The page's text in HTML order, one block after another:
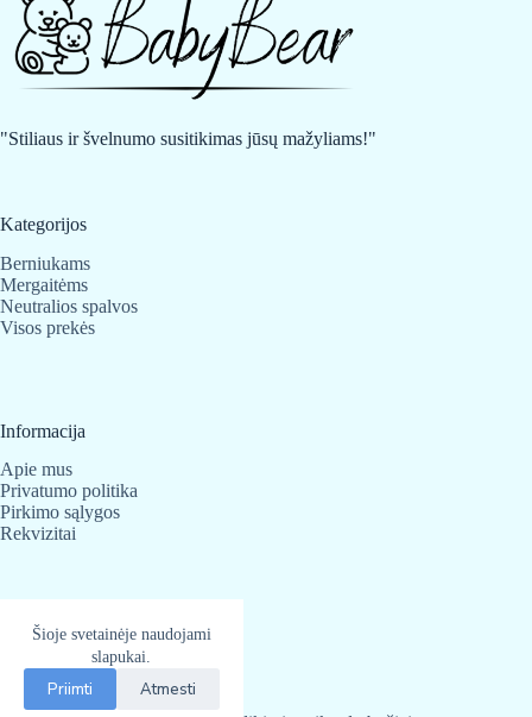
Šioje svetainėje naudojami
slapukai.
Priimti Atmesti
"Stiliaus ir švelnumo susitikimas jūsų mažyliams!"
Kategorijos
Berniukams
Mergaitėms
Neutralios spalvos
Visos prekės
Informacija
Apie mus
Privatumo politika
Pirkimo sąlygos
Rekvizitai
Kontaktai
Telefonas:
+370 683 25 820
El. paštasinfo@babybear.lt